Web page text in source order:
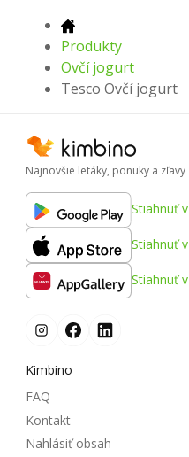
Produkty
Ovčí jogurt
Tesco Ovčí jogurt
Najnovšie letáky, ponuky a zľavy
Stiahnuť v
Stiahnuť v
Stiahnuť v
Kimbino
FAQ
Kontakt
Nahlásiť obsah